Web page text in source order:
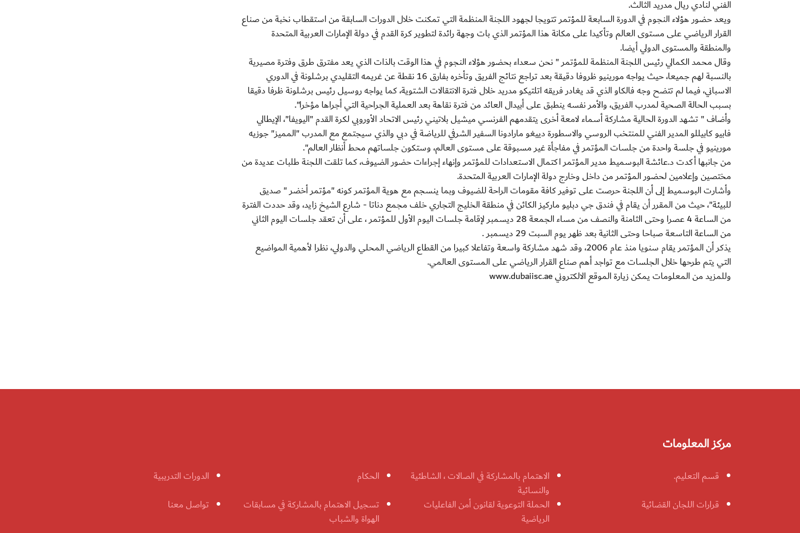
الفني لنادي ريال مدريد الثالث.
ويعد حضور هؤلاء النجوم في الدورة السابعة للمؤتمر تتويجا لجهود اللجنة المنظمة التي تمكنت خلال الدورات السابقة من استقطاب نخبة من صناع
القرار الرياضي على مستوى العالم وتأكيدا على مكانة هذا المؤتمر الذي بات وجهة رائدة لتطوير كرة القدم في دولة الإمارات العربية المتحدة
والمنطقة والمستوى الدولي أيضا.
وقال محمد الكمالي رئيس اللجنة المنظمة للمؤتمر " نحن سعداء بحضور هؤلاء النجوم في هذا الوقت بالذات الذي يعد مفترق طرق وفترة مصيرية
بالنسبة لهم جميعا، حيث يواجه مورينيو ظروفا دقيقة بعد تراجع نتائج الفريق وتأخره بفارق 16 نقطة عن غريمه التقليدي برشلونة في الدوري
الاسباني، فيما لم تتضح وجه فالكاو الذي قد يغادر فريقه اتلتيكو مدريد خلال فترة الانتقالات الشتوية، كما يواجه روسيل رئيس برشلونة ظرفا دقيقا
بسبب الحالة الصحية لمدرب الفريق، والأمر نفسه ينطبق على أبيدال العائد من فترة نقاهة بعد العملية الجراحية التي أجراها مؤخرا".
وأضاف " تشهد الدورة الحالية مشاركة أسماء لامعة أخرى يتقدمهم الفرنسي ميشيل بلاتيني رئيس الاتحاد الأوروبي لكرة القدم "اليويفا"، الإيطالي
فابيو كابيللو المدير الفني للمنتخب الروسي والاسطورة دييغو مارادونا السفير الشرفي للرياضة في دبي والذي سيجتمع مع المدرب "المميز" جوزيه
مورينيو في جلسة واحدة من جلسات المؤتمر في مفاجأة غير مسبوقة على مستوى العالم، وستكون جلساتهم محط أنظار العالم".
من جانبها أكدت د.عائشة البوسميط مدير المؤتمر اكتمال الاستعدادات للمؤتمر وإنهاء إجراءات حضور الضيوف، كما تلقت اللجنة طلبات عديدة من
مختصين وإعلامين لحضور المؤتمر من داخل وخارج دولة الإمارات العربية المتحدة.
وأشارت البوسميط إلى أن اللجنة حرصت على توفير كافة مقومات الراحة للضيوف وبما ينسجم مع هوية المؤتمر كونه "مؤتمر أخضر " صديق
للبيئة"، حيث من المقرر أن يقام في فندق جي دبليو ماركيز الكائن في منطقة الخليج التجاري خلف مجمع دناتا - شارع الشيخ زايد، وقد حددت الفترة
من الساعة 4 عصرا وحتى الثامنة والنصف من مساء الجمعة 28 ديسمبر لإقامة جلسات اليوم الأول للمؤتمر ، على أن تعقد جلسات اليوم الثاني
من الساعة التاسعة صباحا وحتى الثانية بعد ظهر يوم السبت 29 ديسمبر .
يذكر أن المؤتمر يقام سنويا منذ عام 2006، وقد شهد مشاركة واسعة وتفاعلا كبيرا من القطاع الرياضي المحلي والدولي، نظرا لأهمية المواضيع
التي يتم طرحها خلال الجلسات مع تواجد أهم صناع القرار الرياضي على المستوى العالمي.
وللمزيد من المعلومات يمكن زيارة الموقع الالكتروني www.dubaiisc.ae
مركز المعلومات
قسم التعليم.
الاهتمام بالمشاركة في الصالات ، الشاطئية
والنسائية
الحكام
الدورات التدريبية
قرارات اللجان القضائية
الحملة التوعوية لقانون أمن الفاعليات
الرياضية
تسجيل الاهتمام بالمشاركة في مسابقات
الهواة والشباب
تواصل معنا